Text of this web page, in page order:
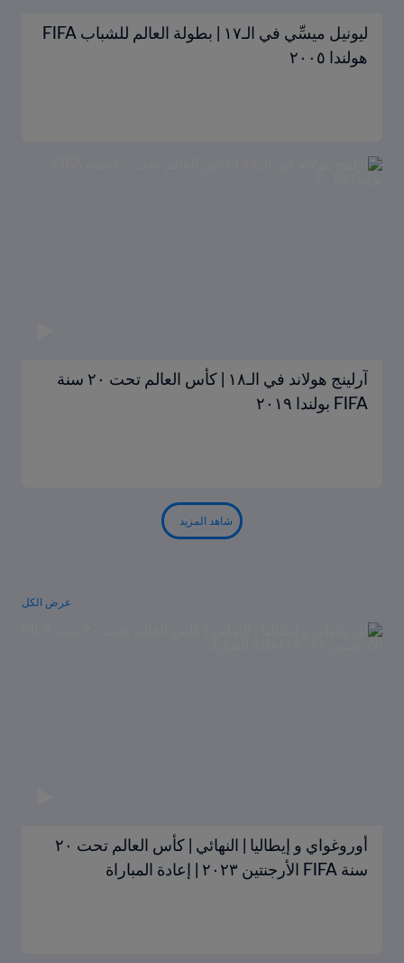
ليونيل ميسِّي في الـ١٧ | بطولة العالم للشباب FIFA
هولندا ٢٠٠٥
آرلينج هولاند في الـ١٨ | كأس العالم تحت ٢٠ سنة
FIFA بولندا ٢٠١٩
شاهد المزيد
عرض الكل
أوروغواي و إيطاليا | النهائي | كأس العالم تحت ٢٠
سنة FIFA الأرجنتين ٢٠٢٣ | إعادة المباراة